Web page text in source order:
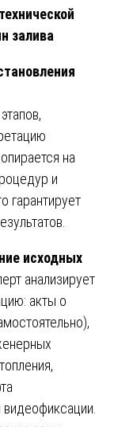
залива
на
и
гарантирует
исходных
анализирует
акты о